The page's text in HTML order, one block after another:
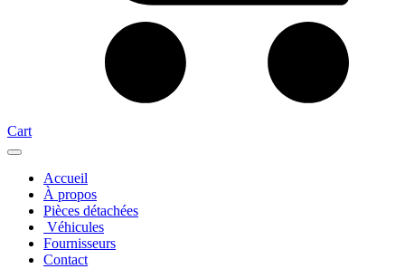
Cart
Accueil
À propos
Pièces détachées
Véhicules
Fournisseurs
Contact